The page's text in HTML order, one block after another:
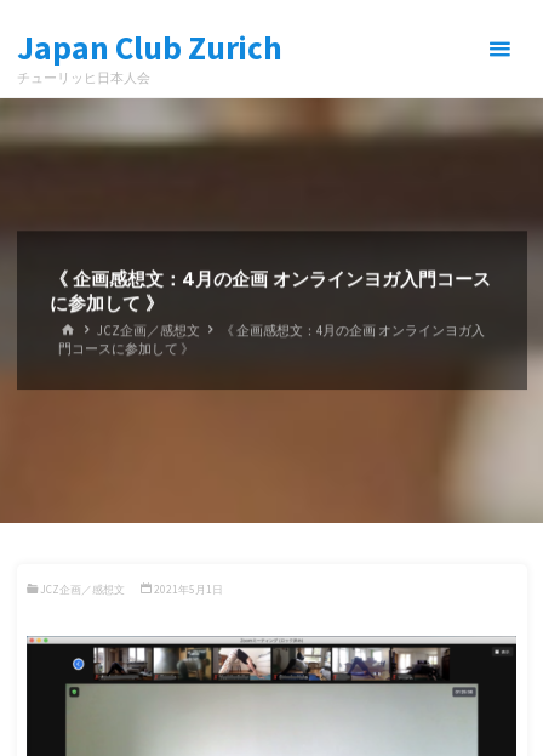
ン
Japan Club Zurich
チューリッヒ日本人会
《 企画感想文：4月の企画 オンラインヨガ入門コース
に参加して 》
ホ
ー
JCZ企画／感想文
《 企画感想文：4月の企画 オンラインヨガ入
門コースに参加して 》
JCZ企画／感想文 2021年5月1日